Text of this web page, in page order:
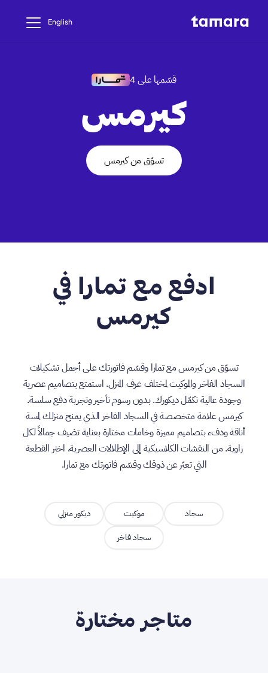
English
قسّمها على 4
كيرمس
تسوّق من كيرمس
ادفع مع تمارا في
كيرمس
تسوّق من كيرمس مع تمارا وقسّم فاتورتك على أجمل تشكيلات
السجاد الفاخر والموكيت لمختلف غرف المنزل. استمتع بتصاميم عصرية
وجودة عالية تكمّل ديكورك. بدون رسوم تأخير وتجربة دفع سلسة.
كيرمس علامة متخصصة في السجاد الفاخر الذي يمنح منزلك لمسة
أناقة ودفء بتصاميم مميزة وخامات مختارة بعناية تضيف جمالاً لكل
زاوية. من النقشات الكلاسيكية إلى الإطلالات العصرية، اختر القطعة
التي تعبّر عن ذوقك وقسّم فاتورتك مع تمارا.
سجاد موكيت
ديكور منزلي
سجاد فاخر
متاجر مختارة